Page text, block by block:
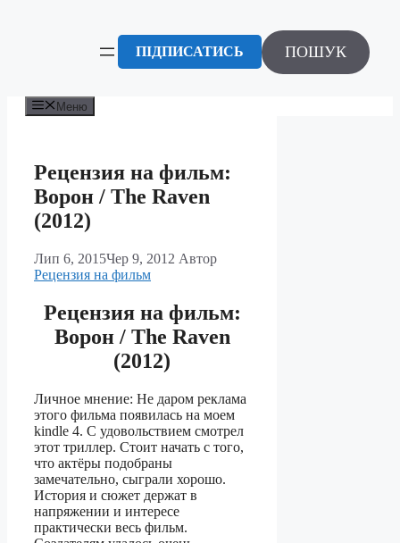
ПІДПИСАТИСЬ ПОШУК
Меню
Рецензия на фильм:
Ворон / The Raven
(2012)
Лип 6, 2015Чер 9, 2012 Автор
Рецензия на фильм
Рецензия на фильм:
Ворон / The Raven
(2012)
Личное мнение: Не даром реклама
этого фильма появилась на моем
kindle 4. С удовольствием смотрел
этот триллер. Стоит начать с того,
что актёры подобраны
замечательно, сыграли хорошо.
История и сюжет держат в
напряжении и интересе
практически весь фильм.